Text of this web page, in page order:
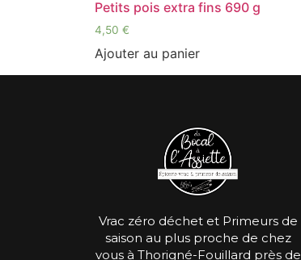
Petits pois extra fins 690 g
4,50 €
Ajouter au panier
Vrac zéro déchet et Primeurs de
saison au plus proche de chez
vous à Thorigné-Fouillard près de